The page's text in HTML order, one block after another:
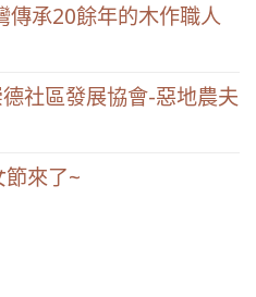
傳承20餘年的木作職人
社區發展協會-惡地農夫
來了~